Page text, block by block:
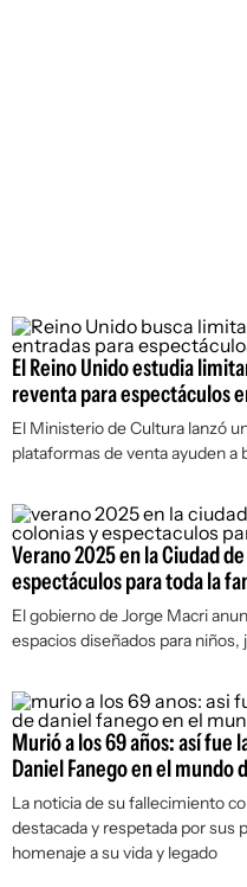
El Reino Unido estudia
reventa para espectáculos
El Ministerio de Cultura lanzó
plataformas de venta ayuden a
Verano 2025 en la Ciudad
espectáculos para toda la
El gobierno de Jorge Macri
espacios diseñados para
Murió a los 69 años: así
Daniel Fanego en el mundo
La noticia de su fallecimiento
destacada y respetada por sus
homenaje a su vida y legado